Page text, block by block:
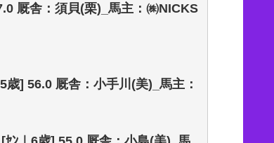
厩舎：須貝(栗)_馬主：㈱NICKS
] 56.0 厩舎：小手川(美)_馬主：